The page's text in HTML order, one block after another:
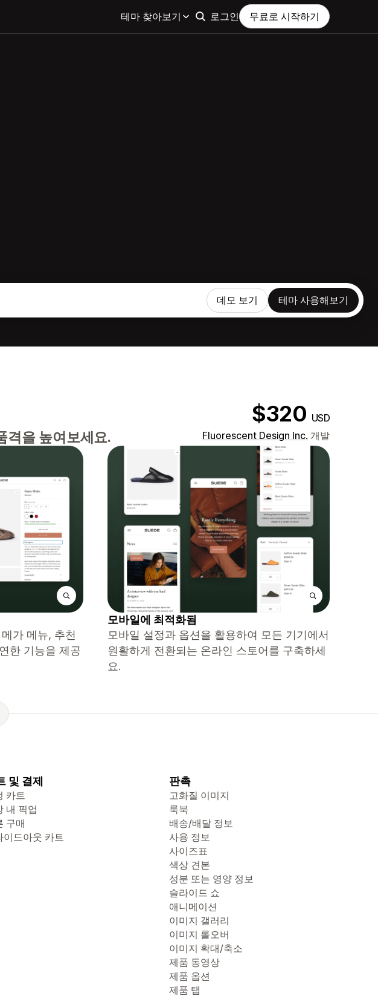
테마 찾아보기 로그인 무료로 시작하기
데모 보기 테마 사용해보기
$320 USD
격을 높여보세요. Fluorescent Design Inc. 개발
가 메뉴, 추천
한 기능을 제공
모바일에 최적화됨
모바일 설정과 옵션을 활용하여 모든 기기에서
원활하게 전환되는 온라인 스토어를 구축하세
요.
및 결제
카트
내 픽업
구매
이드아웃 카트
판촉
고화질 이미지
룩북
배송/배달 정보
사용 정보
사이즈표
색상 견본
성분 또는 영양 정보
슬라이드 쇼
애니메이션
이미지 갤러리
이미지 롤오버
이미지 확대/축소
제품 동영상
제품 옵션
제품 탭